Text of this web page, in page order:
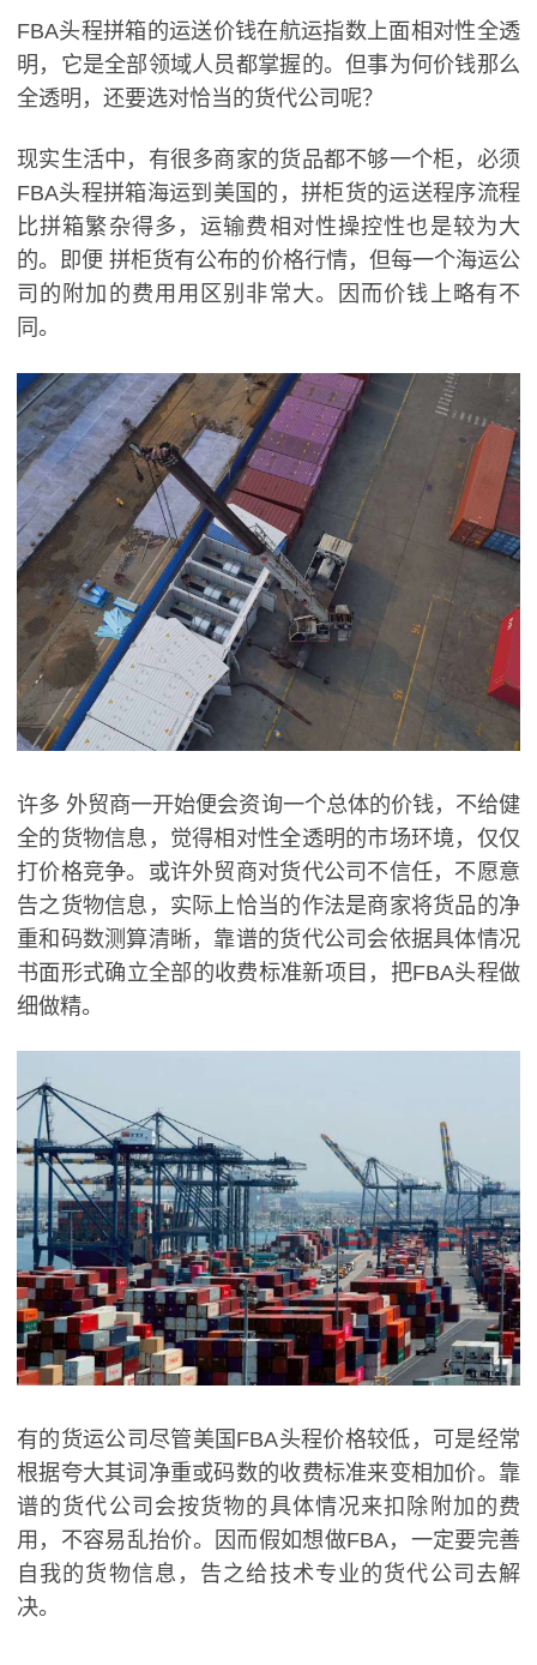
FBA头程拼箱的运送价钱在航运指数上面相对性全透
明，它是全部领域人员都掌握的。但事为何价钱那么
全透明，还要选对恰当的货代公司呢？
现实生活中，有很多商家的货品都不够一个柜，必须
FBA头程拼箱海运到美国的，拼柜货的运送程序流程
比拼箱繁杂得多，运输费相对性操控性也是较为大
的。即便 拼柜货有公布的价格行情，但每一个海运公
司的附加的费用用区别非常大。因而价钱上略有不
同。
许多 外贸商一开始便会资询一个总体的价钱，不给健
全的货物信息，觉得相对性全透明的市场环境，仅仅
打价格竞争。或许外贸商对货代公司不信任，不愿意
告之货物信息，实际上恰当的作法是商家将货品的净
重和码数测算清晰，靠谱的货代公司会依据具体情况
书面形式确立全部的收费标准新项目，把FBA头程做
细做精。
有的货运公司尽管美国FBA头程价格较低，可是经常
根据夸大其词净重或码数的收费标准来变相加价。靠
谱的货代公司会按货物的具体情况来扣除附加的费
用，不容易乱抬价。因而假如想做FBA，一定要完善
自我的货物信息，告之给技术专业的货代公司去解
决。